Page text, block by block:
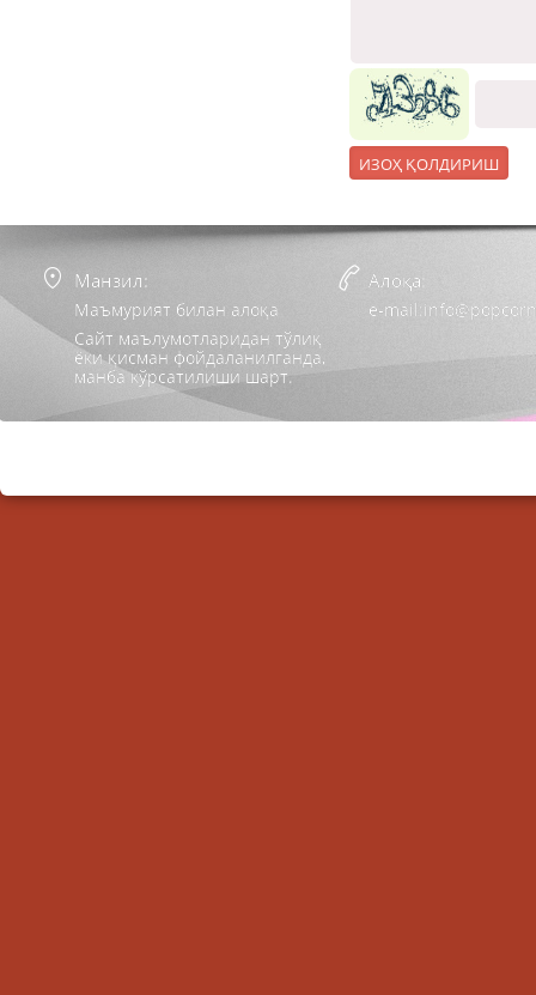
Манзил:
Маъмурият билан алоқа
Сайт маълумотларидан тўлиқ
ёки қисман фойдаланилганда,
манба кўрсатилиши шарт.
Алоқа:
e-